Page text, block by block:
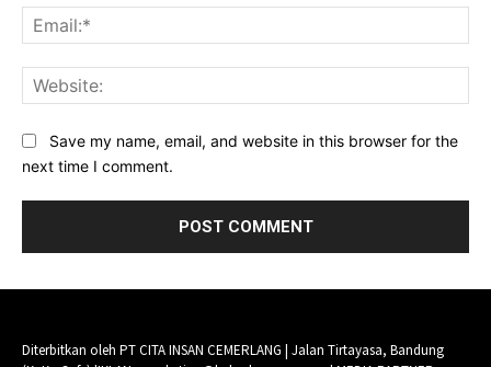
Save my name, email, and website in this browser for the
next time I comment.
Diterbitkan oleh PT CITA INSAN CEMERLANG | Jalan Tirtayasa, Bandung